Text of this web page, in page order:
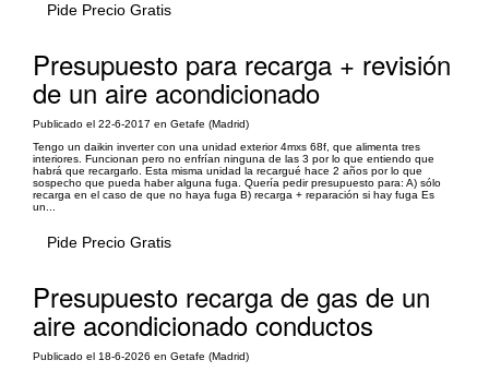
Pide Precio Gratis
Presupuesto para recarga + revisión
de un aire acondicionado
Publicado el 22-6-2017 en Getafe (Madrid)
Tengo un daikin inverter con una unidad exterior 4mxs 68f, que alimenta tres
interiores. Funcionan pero no enfrían ninguna de las 3 por lo que entiendo que
habrá que recargarlo. Esta misma unidad la recargué hace 2 años por lo que
sospecho que pueda haber alguna fuga. Quería pedir presupuesto para: A) sólo
recarga en el caso de que no haya fuga B) recarga + reparación si hay fuga Es
un...
Pide Precio Gratis
Presupuesto recarga de gas de un
aire acondicionado conductos
Publicado el 18-6-2026 en Getafe (Madrid)